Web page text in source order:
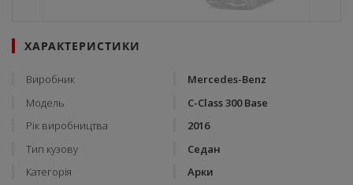
ХАРАКТЕРИСТИКИ
Виробник
Mercedes-Benz
Модель
C-Class 300 Base
Рік виробництва
2016
Тип кузову
Седан
Категорія
Арки